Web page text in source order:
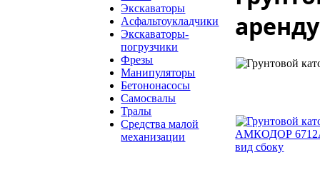
Экскаваторы
Асфальтоукладчики
Экскаваторы-
погрузчики
Фрезы
Манипуляторы
Бетононасосы
Самосвалы
Тралы
Средства малой
механизации
аренду